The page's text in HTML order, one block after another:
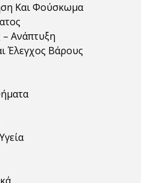
Και Φούσκωμα
Ανάπτυξη
Έλεγχος Βάρους